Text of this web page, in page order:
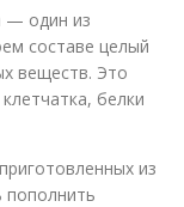
— один из
составе целый
веществ. Это
белки
из